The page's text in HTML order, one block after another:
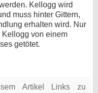
Kellogg wird
muss hinter Gittern,
erhalten wird. Nur
von einem
getötet.
Artikel Links zu